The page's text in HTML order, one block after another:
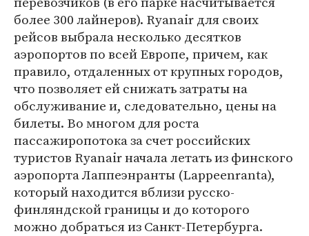
более 300 лайнеров). Ryanair для своих
рейсов выбрала несколько десятков
аэропортов по всей Европе, причем, как
правило, отдаленных от крупных городов,
что позволяет ей снижать затраты на
обслуживание и, следовательно, цены на
билеты. Во многом для роста
пассажиропотока за счет российских
туристов Ryanair начала летать из финского
аэропорта Лаппеэнранты (Lappeenranta),
который находится вблизи русско-
финляндской границы и до которого
можно добраться из Санкт-Петербурга.